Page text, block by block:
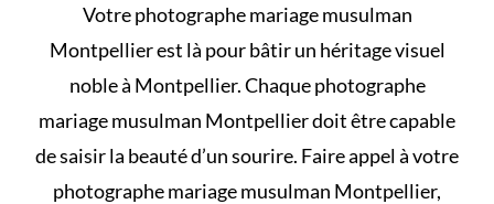
Votre photographe mariage musulman
Montpellier est là pour bâtir un héritage visuel
noble à Montpellier. Chaque photographe
mariage musulman Montpellier doit être capable
de saisir la beauté d’un sourire. Faire appel à votre
photographe mariage musulman Montpellier,